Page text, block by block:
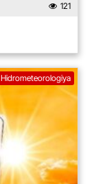
121
Hidrometeorologiya